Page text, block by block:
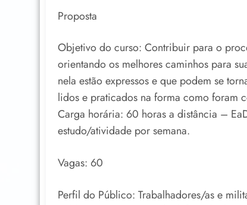
Proposta
Objetivo do curso: Contribuir para o
orientando os melhores caminhos para
nela estão expressos e que podem se
lidos e praticados na forma como foram
Carga horária: 60 horas a distância –
estudo/atividade por semana.
Vagas: 60
Perfil do Público: Trabalhadores/as e